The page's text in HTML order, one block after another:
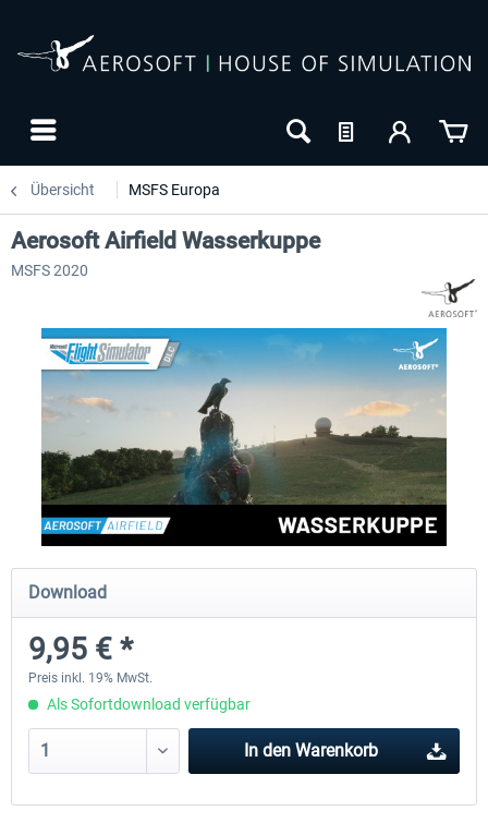
Übersicht MSFS Europa
Aerosoft Mega Airport Brüssel
24,95 € *
Aerosoft Airport Köln/
Aerosoft Airfield Wasserkuppe
MSFS 2020
Download
9,95 € *
Preis inkl. 19% MwSt.
Als Sofortdownload verfügbar
In den Warenkorb